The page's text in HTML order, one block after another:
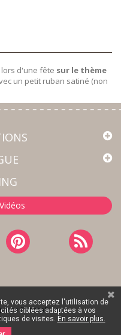
d'une fête sur le thème
un petit ruban satiné (non
PrestaShop
vous acceptez l'utilisation de
ciblées adaptées à vos
de visites. En savoir plus.